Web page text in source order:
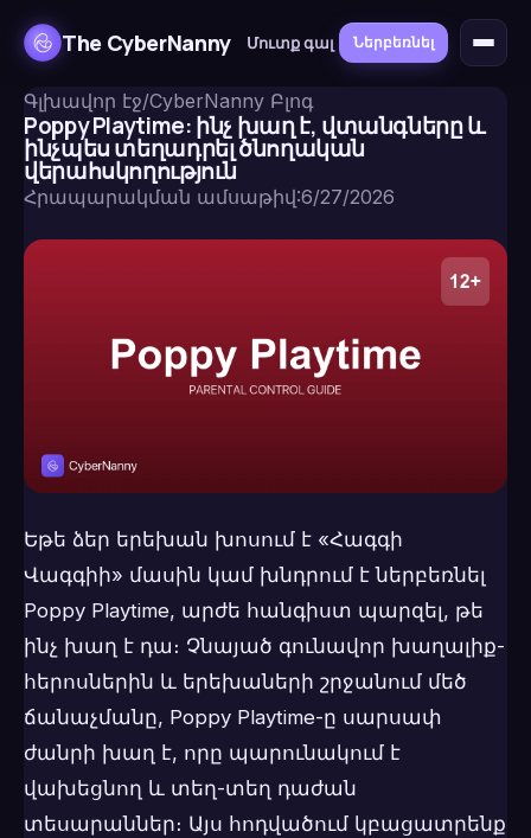
The CyberNanny Մուտք գալ Ներբեռնել
Գլխավոր էջ/CyberNanny Բլոգ
Poppy Playtime: ինչ խաղ է, վտանգները և
ինչպես տեղադրել ծնողական
վերահսկողություն
Հրապարակման ամսաթիվ:6/27/2026
Եթե ձեր երեխան խոսում է «Հագգի
Վագգիի» մասին կամ խնդրում է ներբեռնել
Poppy Playtime, արժե հանգիստ պարզել, թե
ինչ խաղ է դա։ Չնայած գունավոր խաղալիք-
հերոսներին և երեխաների շրջանում մեծ
ճանաչմանը, Poppy Playtime-ը սարսափ
ժանրի խաղ է, որը պարունակում է
վախեցնող և տեղ-տեղ դաժան
տեսարաններ։ Այս հոդվածում կբացատրենք